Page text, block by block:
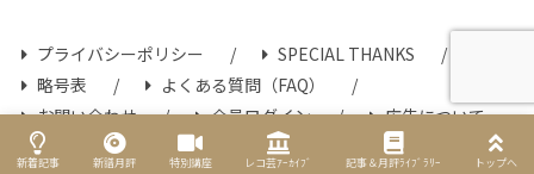
プライバシーポリシー
SPECIAL THANKS
略号表
よくある質問（FAQ）
お問い合わせ
会員ログイン 広告について
Copyright © 2024 レコード芸術ONLINE All Rights Reserved.
新着記事 新譜月評 特別講座 レコ芸ｱｰｶｲﾌﾞ 記事＆月評ﾗｲﾌﾞﾗﾘｰ トップへ